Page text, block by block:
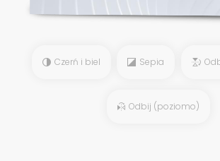
Czerń i biel Sepia
Odbij (poziomo)